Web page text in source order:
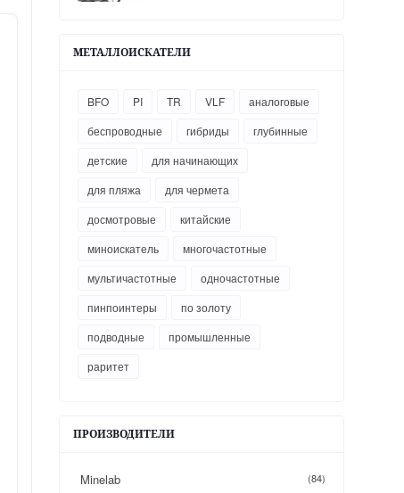
МЕТАЛЛОИСКАТЕЛИ
BFO PI TR VLF
аналоговые
беспроводные
гибриды
глубинные
детские
для начинающих
для пляжа
для чермета
досмотровые
китайские
миноискатель
многочастотные
мультичастотные
одночастотные
пинпоинтеры
по золоту
подводные
промышленные
раритет
ПРОИЗВОДИТЕЛИ
Minelab (84)